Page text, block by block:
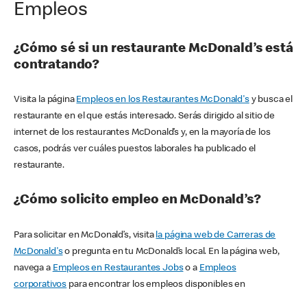
Empleos
¿Cómo sé si un restaurante McDonald’s está
contratando?
Visita la página Empleos en los Restaurantes McDonald'sy busca el
restaurante en el que estás interesado. Serás dirigido al sitio de
internet de los restaurantes McDonald’s y, en la mayoría de los
casos, podrás ver cuáles puestos laborales ha publicado el
restaurante.
¿Cómo solicito empleo en McDonald’s?
Para solicitar en McDonald’s, visita la página web de Carreras de
McDonald'so pregunta en tu McDonald’s local. En la página web,
navega a Empleos en Restaurantes Jobso a Empleos
corporativos para encontrar los empleos disponibles en